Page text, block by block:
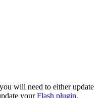
will need to either update
yourFlash plugin.